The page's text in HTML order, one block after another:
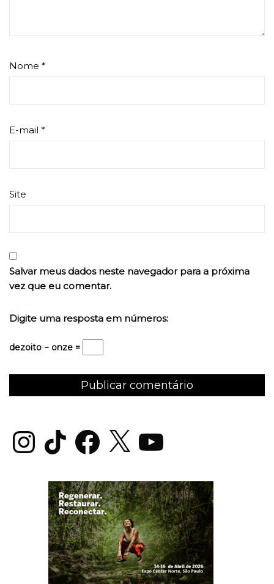
Nome *
E-mail *
Site
Salvar meus dados neste navegador para a próxima
vez que eu comentar.
Digite uma resposta em números:
dezoito − onze =
InstagramTikTok Facebook
X YouTube